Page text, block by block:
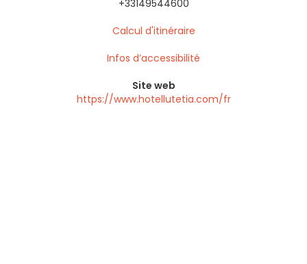
+33149544600
Calcul d'itinéraire
Infos d’accessibilité
Site web
https://www.hotellutetia.com/fr